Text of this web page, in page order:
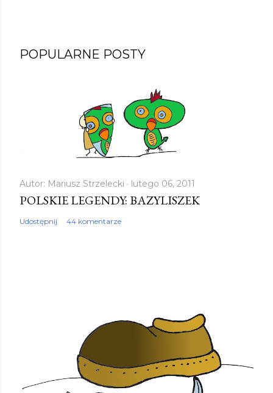
POPULARNE POSTY
Autor: Mariusz Strzelecki lutego 06, 2011
POLSKIE LEGENDY: BAZYLISZEK
Udostępnij 44 komentarze